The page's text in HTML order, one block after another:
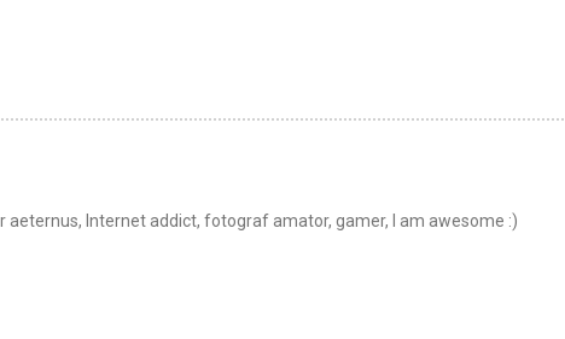
aeternus, Internet addict, fotograf amator, gamer, I am awesome :)